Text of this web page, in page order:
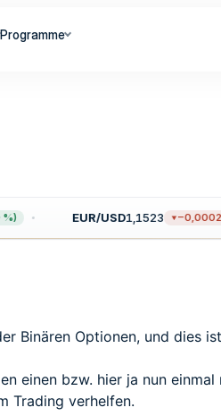
Programme
EUR/USD1,1523 −0,0002
Binären Optionen, und dies
einen bzw. hier ja nun
Trading verhelfen.